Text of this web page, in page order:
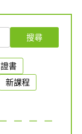
搜尋
證書
新課程